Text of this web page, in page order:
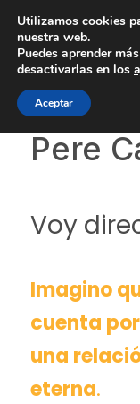
Saltar
navegación
principal
Saltar
contenido
principal
Saltar
barra
lateral
principal
La vida
La
Pere
Voy
Imagino
cuenta
una
eterna.
Utilizamos cookies
nuestra web.
Puedes aprender
desactivarlas en los
Aceptar